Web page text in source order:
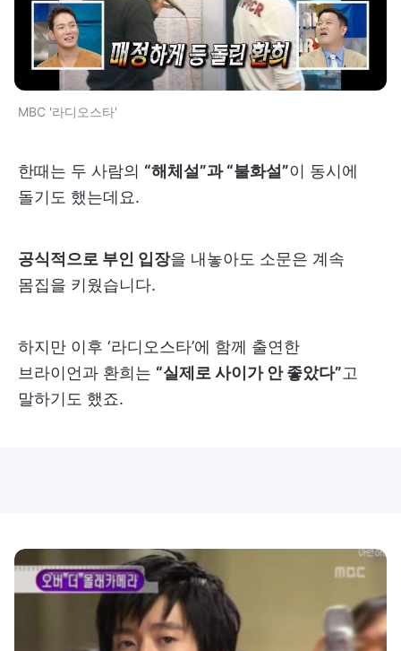
MBC '라디오스타'
한때는 두 사람의 “해체설”과 “불화설”이 동시에
돌기도 했는데요.
공식적으로 부인 입장을 내놓아도 소문은 계속
몸집을 키웠습니다.
하지만 이후 ‘라디오스타’에 함께 출연한
브라이언과 환희는 “실제로 사이가 안 좋았다”고
말하기도 했죠.